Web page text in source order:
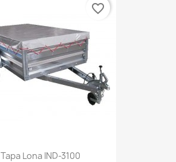
Tapa Lona IND-3100
favorite_border